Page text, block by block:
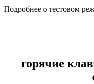
Подробнее о тестовом
горячие